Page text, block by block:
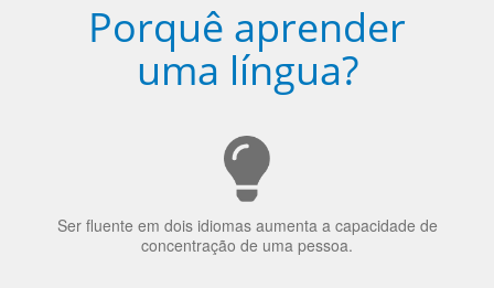
Porquê aprender
uma língua?